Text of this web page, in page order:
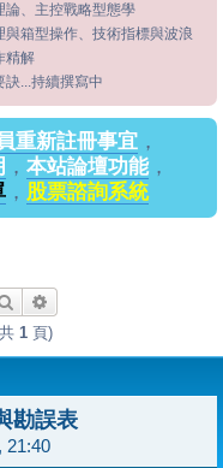
論、主控戰略型態學
箱型操作、技術指標與波浪
精解
訣...持續撰寫中
重新註冊事宜 ，
， 本站論壇功能，
， 股票諮詢系統
搜尋
1 頁)
勘誤表
21:40